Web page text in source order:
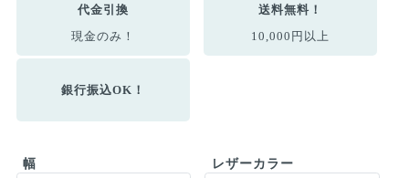
代金引換
現金のみ！
送料無料！
10,000円以上
銀行振込OK！
幅 レザーカラー